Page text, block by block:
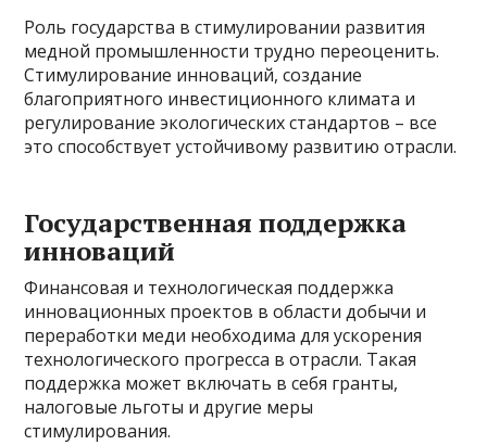
Роль государства в стимулировании развития
медной промышленности трудно переоценить.
Стимулирование инноваций, создание
благоприятного инвестиционного климата и
регулирование экологических стандартов – все
это способствует устойчивому развитию отрасли.
Государственная поддержка
инноваций
Финансовая и технологическая поддержка
инновационных проектов в области добычи и
переработки меди необходима для ускорения
технологического прогресса в отрасли. Такая
поддержка может включать в себя гранты,
налоговые льготы и другие меры
стимулирования.